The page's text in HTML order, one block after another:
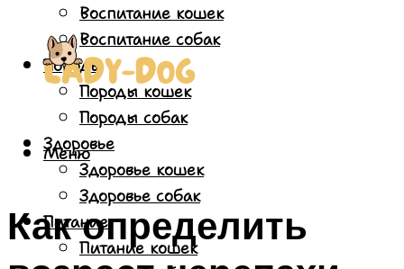
Воспитание кошек
Воспитание собак
Породы
Породы кошек
Породы собак
Здоровье
Здоровье кошек
Здоровье собак
Питание
Питание кошек
Меню
Как определить